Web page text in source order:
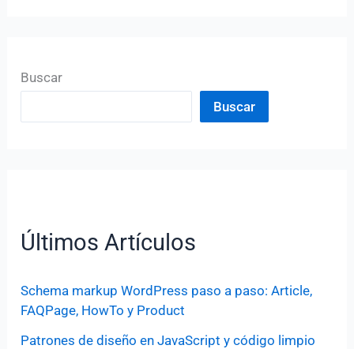
Buscar
Buscar
Últimos Artículos
Schema markup WordPress paso a paso: Article,
FAQPage, HowTo y Product
Patrones de diseño en JavaScript y código limpio